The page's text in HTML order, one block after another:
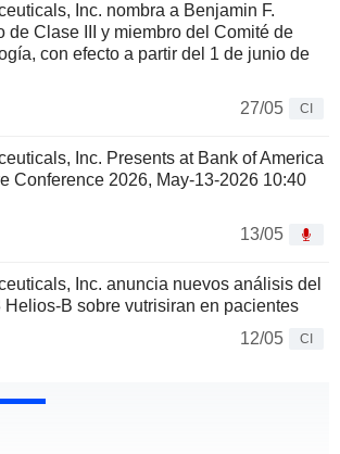
Inc. nombra a Benjamin F.
de Clase III y miembro del Comité de
con efecto a partir del 1 de junio de
27/05
CI
Inc. Presents at Bank of America
Conference 2026, May-13-2026 10:40
13/05
Inc. anuncia nuevos análisis del
Helios-B sobre vutrisiran en pacientes
12/05
CI